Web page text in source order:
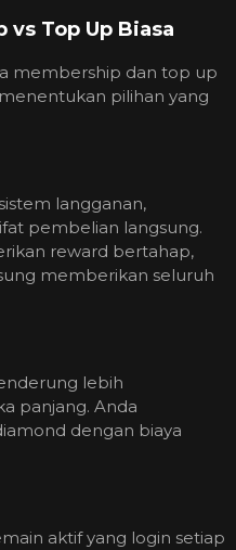
Top Up Biasa
membership dan top up
pilihan yang
langganan,
pembelian langsung.
reward bertahap,
memberikan seluruh
lebih
panjang. Anda
dengan biaya
aktif yang login setiap